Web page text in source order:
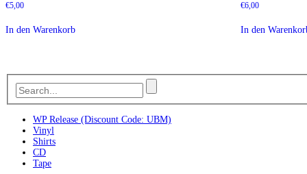
€5,00
In den Warenkorb
€6,00
In den
WP Release (Discount Code: UBM)
Vinyl
Shirts
CD
Tape